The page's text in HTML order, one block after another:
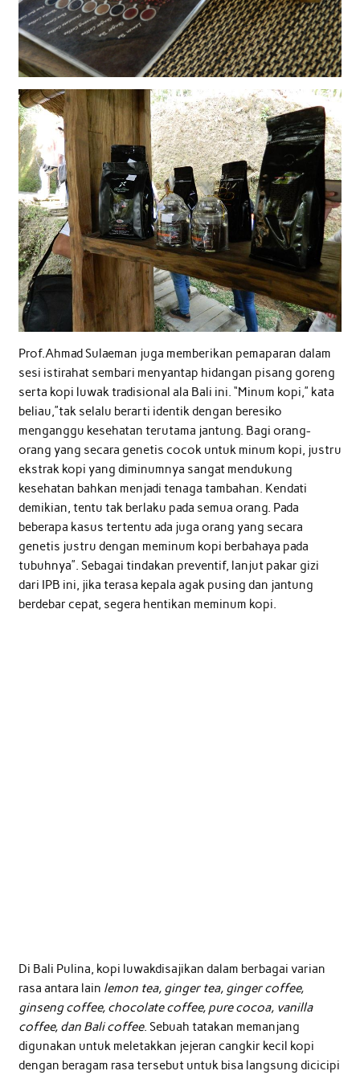
Prof.Ahmad Sulaeman juga memberikan pemaparan dalam
sesi istirahat sembari menyantap hidangan pisang goreng
serta kopi luwak tradisional ala Bali ini. “Minum kopi,” kata
beliau,”tak selalu berarti identik dengan beresiko
menganggu kesehatan terutama jantung. Bagi orang-
orang yang secara genetis cocok untuk minum kopi, justru
ekstrak kopi yang diminumnya sangat mendukung
kesehatan bahkan menjadi tenaga tambahan. Kendati
demikian, tentu tak berlaku pada semua orang. Pada
beberapa kasus tertentu ada juga orang yang secara
genetis justru dengan meminum kopi berbahaya pada
tubuhnya”. Sebagai tindakan preventif, lanjut pakar gizi
dari IPB ini, jika terasa kepala agak pusing dan jantung
berdebar cepat, segera hentikan meminum kopi.
Di Bali Pulina, kopi luwakdisajikan dalam berbagai varian
rasa antara lain lemon tea, ginger tea, ginger coffee,
ginseng coffee, chocolate coffee, pure cocoa, vanilla
coffee, dan Bali coffee. Sebuah tatakan memanjang
digunakan untuk meletakkan jejeran cangkir kecil kopi
dengan beragam rasa tersebut untuk bisa langsung dicicipi